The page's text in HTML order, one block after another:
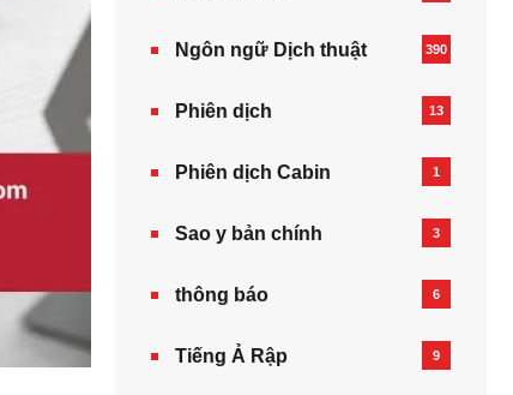
Ngôn ngữ Dịch thuật 390
Phiên dịch 13
Phiên dịch Cabin 1
Sao y bản chính 3
thông báo 6
Tiếng Ả Rập 9